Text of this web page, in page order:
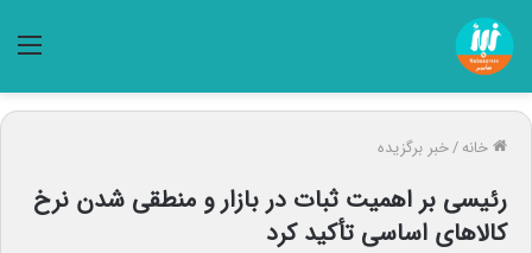
خانه/خبر برگزیده
رئیسی بر اهمیت ثبات در بازار و منطقی شدن نرخ
کالاهای اساسی تأکید کرد